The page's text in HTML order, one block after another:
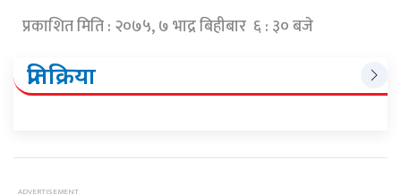
प्रकाशित मिति : २०७५, ७ भाद्र बिहीबार ६ : ३० बजे
प्रतिक्रिया